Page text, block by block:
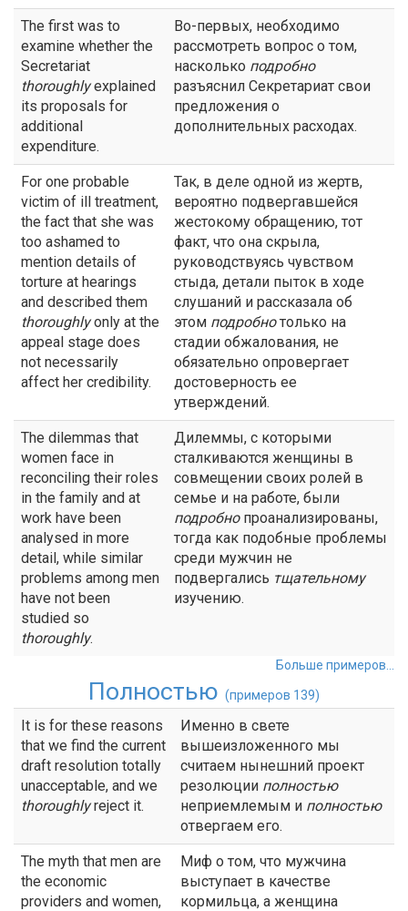
The first was to
examine whether the
Secretariat
thoroughlyexplained
its proposals for
additional
expenditure.
Во-первых, необходимо
рассмотреть вопрос о том,
насколько подробно
разъяснил Секретариат свои
предложения о
дополнительных расходах.
For one probable
victim of ill treatment,
the fact that she was
too ashamed to
mention details of
torture at hearings
and described them
thoroughlyonly at the
appeal stage does
not necessarily
affect her credibility.
Так, в деле одной из жертв,
вероятно подвергавшейся
жестокому обращению, тот
факт, что она скрыла,
руководствуясь чувством
стыда, детали пыток в ходе
слушаний и рассказала об
этом подробнотолько на
стадии обжалования, не
обязательно опровергает
достоверность ее
утверждений.
The dilemmas that
women face in
reconciling their roles
in the family and at
work have been
analysed in more
detail, while similar
problems among men
have not been
studied so
thoroughly.
Дилеммы, с которыми
сталкиваются женщины в
совмещении своих ролей в
семье и на работе, были
подробнопроанализированы,
тогда как подобные проблемы
среди мужчин не
подвергались тщательному
изучению.
Больше примеров...
Полностью (примеров 139)
It is for these reasons
that we find the current
draft resolution totally
unacceptable, and we
thoroughlyreject it.
Именно в свете
вышеизложенного мы
считаем нынешний проект
резолюции полностью
неприемлемым и полностью
отвергаем его.
The myth that men are
the economic
providers and women,
Миф о том, что мужчина
выступает в качестве
кормильца, а женщина